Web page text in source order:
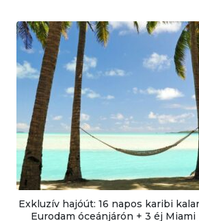
Exkluzív hajóút: 16 napos karibi
Eurodam óceánjárón + 3 éj